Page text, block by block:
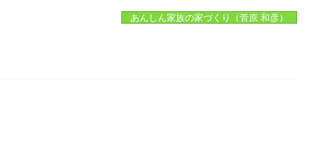
あんしん家族の家づくり（菅原 和彦）